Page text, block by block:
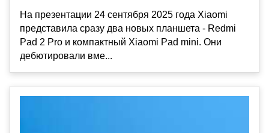
На презентации 24 сентября 2025 года Xiaomi
представила сразу два новых планшета - Redmi
Pad 2 Pro и компактный Xiaomi Pad mini. Они
дебютировали вме...